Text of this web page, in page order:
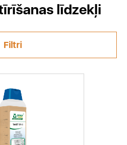
līdzekļi
Filtri